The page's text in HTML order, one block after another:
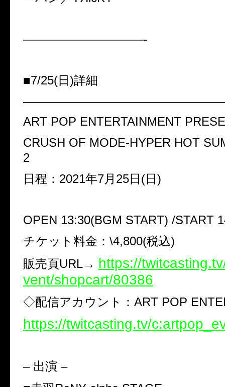
——————————-
■7/25(日)詳細
ART POP ENTERTAINMENT
CRUSH OF MODE-HYPER HOT
2
日程： 2021年7月 25日(日)
OPEN 13:30(BGM START) /START
チケット料金： \4,800(税込)
販売頁URL→ https://
vent/shopcart/80386
◇配信アカウント： ART POP
https://twitcasting.tv/
– 出演 –